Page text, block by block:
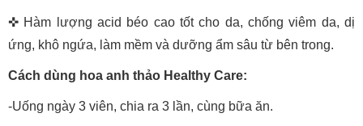
✜ Hàm lượng acid béo cao tốt cho da, chống viêm da, dị
ứng, khô ngứa, làm mềm và dưỡng ẩm sâu từ bên trong.
Cách dùng hoa anh thảo Healthy Care:
-Uống ngày 3 viên, chia ra 3 lần, cùng bữa ăn.